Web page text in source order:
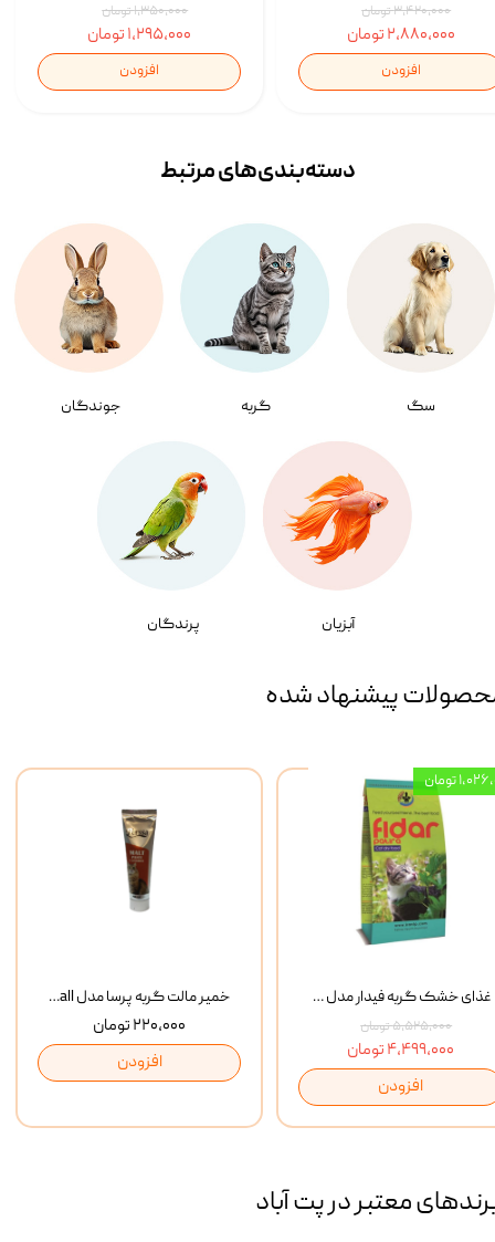
۱,۳۵۰,۰۰۰ تومان
۱,۲۹۵,۰۰۰ تومان
افزودن
۳,۴۲۰,۰۰۰ تومان
۲,۸۸۰,۰۰۰ تومان
افزودن
سگ گربه جوندگان
آبزیان پرندگان
دسته‌بندی‌‌های مرتبط
پیشنهاد شده
خمیر مالت گربه پرسا مدل Anti Hairball وزن 110 گرم
۲۲۰,۰۰۰ تومان
افزودن
غذای خشک گربه فیدار مدل Adult وزن 10 کیلوگرم
۵,۵۲۵,۰۰۰ تومان
۴,۴۹۹,۰۰۰ تومان
افزودن
تومان
معتبر در پت آباد